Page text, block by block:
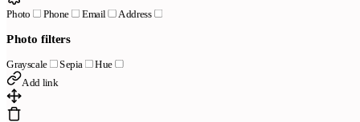
Photo Phone Email Address
Photo filters
Grayscale Sepia Hue
Add link